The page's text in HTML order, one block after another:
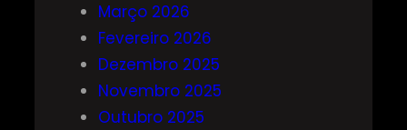
Março 2026
Fevereiro 2026
Dezembro 2025
Novembro 2025
Outubro 2025